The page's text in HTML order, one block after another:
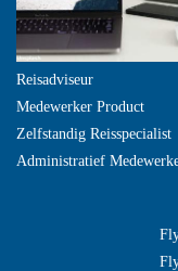
Reisadviseur
Medewerker Product
Zelfstandig Reisspecialist
Administratief